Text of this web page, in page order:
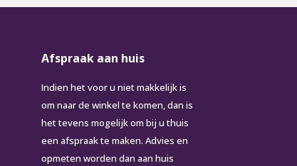
Afspraak aan huis
Indien het voor u niet makkelijk is
om naar de winkel te komen, dan is
het tevens mogelijk om bij u thuis
een afspraak te maken. Advies en
opmeten worden dan aan huis